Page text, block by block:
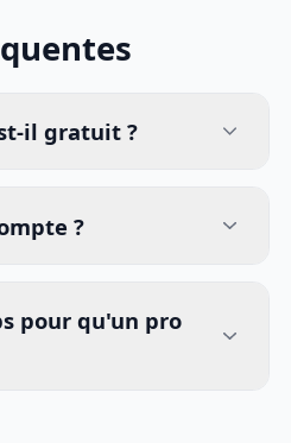
il gratuit ?
?
pour qu'un pro